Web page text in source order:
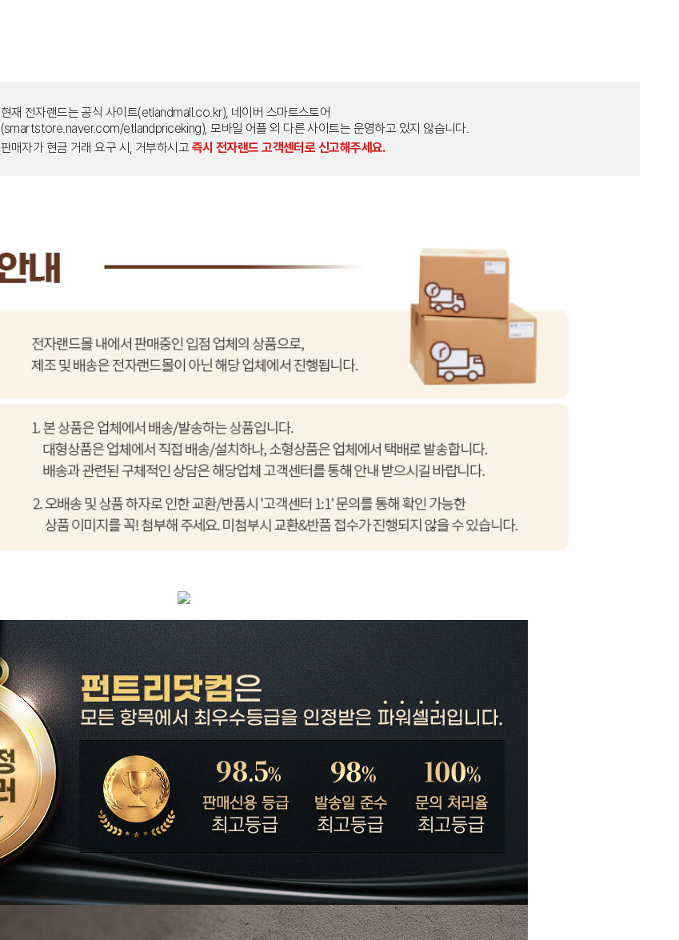
현재 전자랜드는 공식 사이트(etlandmall.co.kr), 네이버 스마트스토어
(smartstore.naver.com/etlandpriceking), 모바일 어플 외 다른 사이트는 운영하고 있지 않습니다.
판매자가 현금 거래 요구 시, 거부하시고 즉시 전자랜드 고객센터로 신고해주세요.